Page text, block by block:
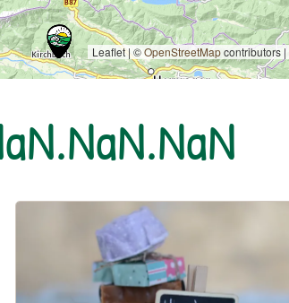
Leaflet | ©OpenStreetMapcontributors |
Urlaub am Bauernhof: Panoramahof am